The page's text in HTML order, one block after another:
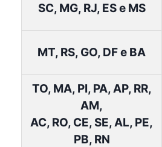
SC, MG, RJ, ES e MS
MT, RS, GO, DF e BA
TO, MA, PI, PA, AP, RR,
AM,
AC, RO, CE, SE, AL, PE,
PB, RN